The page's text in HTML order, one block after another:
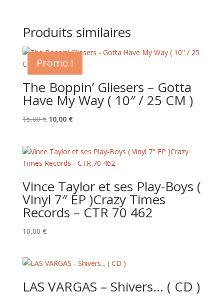
Produits similaires
Promo !
The Boppin’ Gliesers – Gotta
Have My Way ( 10″ / 25 CM )
15,00€ Le
était :
15,00 €.
10,00 €Le
est :
10,00 €.
Vince Taylor et ses Play-Boys (
Vinyl 7″ EP )Crazy Times
Records – CTR 70 462
10,00 €
LAS VARGAS – Shivers… ( CD )